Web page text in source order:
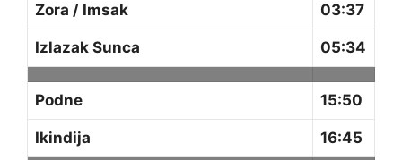
Zora / Imsak 03:37
Izlazak Sunca 05:34
Podne 15:50
Ikindija 16:45